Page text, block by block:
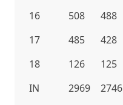
16
508 488
17
485 428
18
126 125
IN
2969 2746